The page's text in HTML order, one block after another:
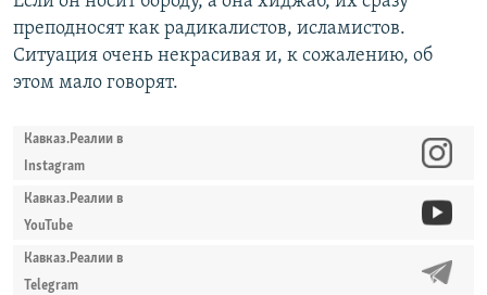
преподносят как радикалистов, исламистов.
Ситуация очень некрасивая и, к сожалению, об
этом мало говорят.
Кавказ.Реалии в
Instagram
Кавказ.Реалии в
YouTube
Кавказ.Реалии в
Telegram